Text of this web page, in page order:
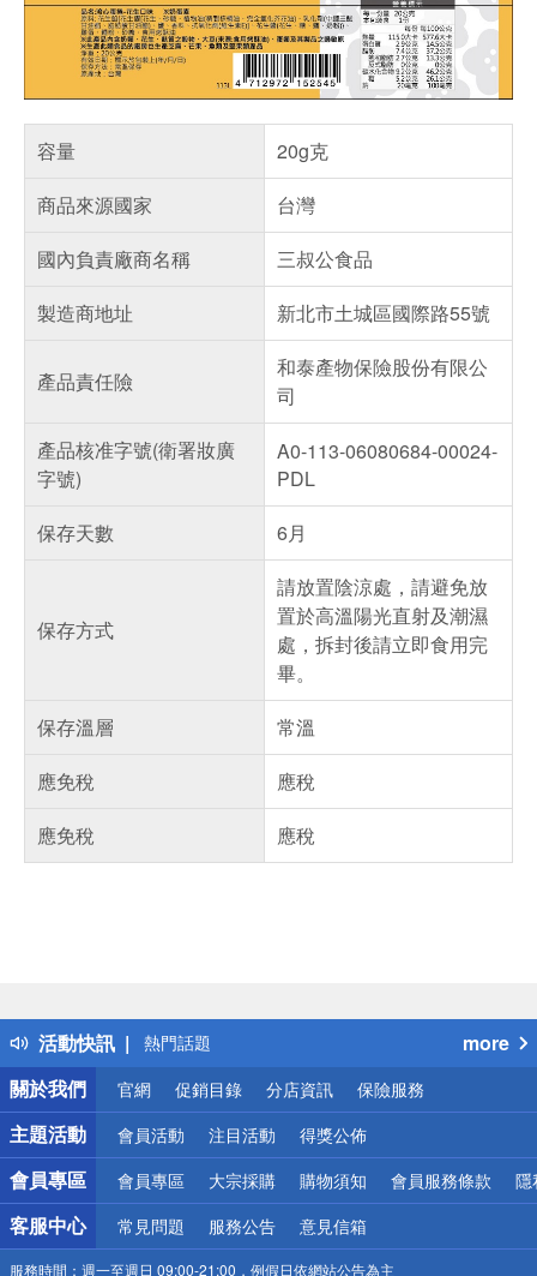
容量
20g克
商品來源國家
台灣
國內負責廠商名稱
三叔公食品
製造商地址
新北市土城區國際路55號
產品責任險
和泰產物保險股份有限公
司
產品核准字號(衛署妝廣
字號)
A0-113-06080684-00024-
PDL
保存天數
6月
保存方式
請放置陰涼處，請避免放
置於高溫陽光直射及潮濕
處，拆封後請立即食用完
畢。
保存溫層
常溫
應免稅
應稅
應免稅
應稅
活動快訊
得獎公告
熱門話題
銀行優惠
偏遠地區配送
詐騙網頁！請小心！
more
關於我們
官網 促銷目錄 分店資訊 保險服務
主題活動 會員活動 注目活動 得獎公佈
會員專區 會員專區 大宗採購 購物須知 會員服務條款 隱
客服中心 常見問題 服務公告 意見信箱
服務時間： 週一至週日 09:00-21:00，例假日依網站公告為主